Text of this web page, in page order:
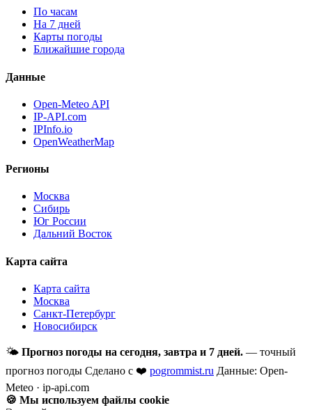
По часам
На 7 дней
Карты погоды
Ближайшие города
Данные
Open-Meteo API
IP-API.com
IPInfo.io
OpenWeatherMap
Регионы
Москва
Сибирь
Юг России
Дальний Восток
Карта сайта
Карта сайта
Москва
Санкт-Петербург
Новосибирск
🌤 Прогноз погоды на сегодня, завтра и 7 дней. — точный
прогноз погоды Сделано с ❤️ pogrommist.ru Данные: Open-
Meteo · ip-api.com
🍪 Мы используем файлы cookie